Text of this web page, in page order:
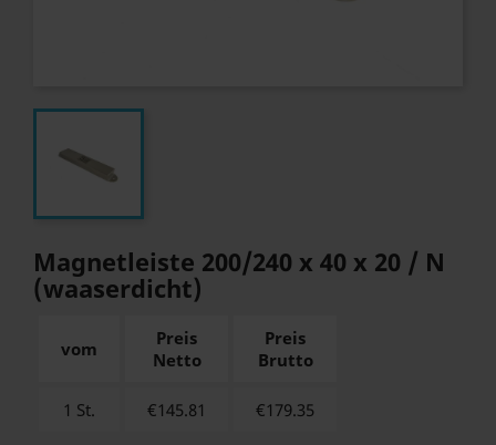
Magnetleiste 200/240 x 40 x 20 / N
(waaserdicht)
vom
Preis
Netto
Preis
Brutto
1 St. €145.81 €179.35